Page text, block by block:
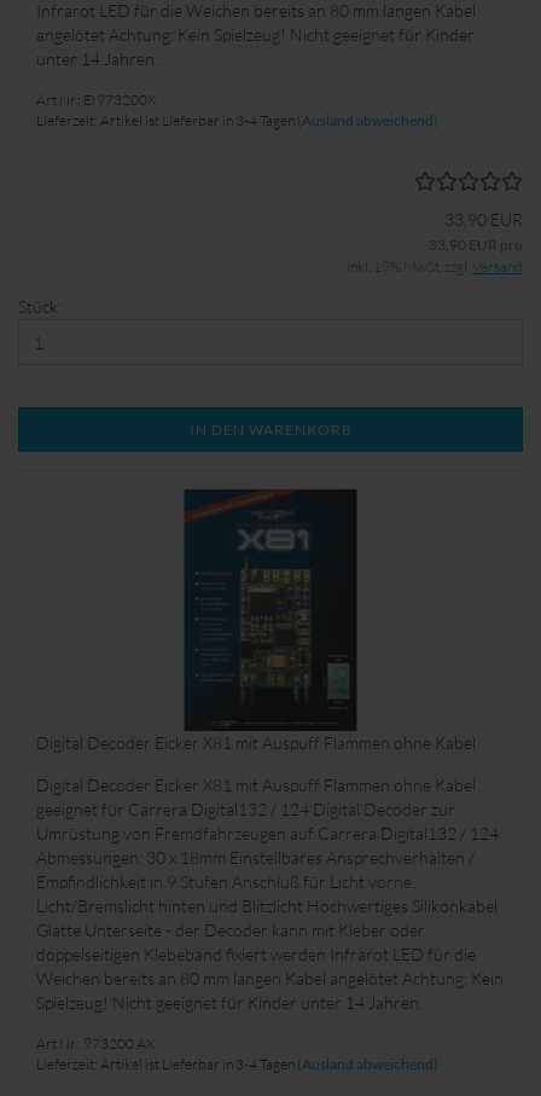
Infrarot LED für die Weichen bereits an 80 mm langen Kabel
angelötet Achtung: Kein Spielzeug! Nicht geeignet für Kinder
unter 14 Jahren.
Art.Nr.: EI973200X
Lieferzeit: Artikel ist Lieferbar in 3-4 Tagen (Ausland abweichend)
33,90 EUR
33,90 EUR pro
inkl. 19% MwSt. zzgl. Versand
Stück:
IN DEN WARENKORB
Digital Decoder Eicker X81 mit Auspuff Flammen ohne Kabel
Digital Decoder Eicker X81 mit Auspuff Flammen ohne Kabel
geeignet für Carrera Digital132 / 124 Digital Decoder zur
Umrüstung von Fremdfahrzeugen auf Carrera Digital132 / 124
Abmessungen: 30 x 18mm Einstellbares Ansprechverhalten /
Empfindlichkeit in 9 Stufen Anschluß für Licht vorne,
Licht/Bremslicht hinten und Blitzlicht Hochwertiges Silikonkabel
Glatte Unterseite - der Decoder kann mit Kleber oder
doppelseitigen Klebeband fixiert werden Infrarot LED für die
Weichen bereits an 80 mm langen Kabel angelötet Achtung: Kein
Spielzeug! Nicht geeignet für Kinder unter 14 Jahren.
Art.Nr.: 973200 AX
Lieferzeit: Artikel ist Lieferbar in 3-4 Tagen (Ausland abweichend)